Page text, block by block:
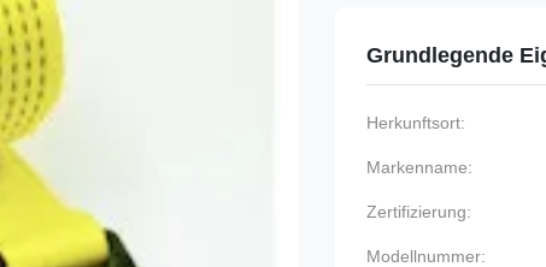
Grundlegende
Herkunftsort:
Markenname:
Zertifizierung:
Modellnummer: